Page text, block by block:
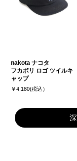
nakota ナコタ
フカボリ ロゴ ツイルキ
ャップ
￥4,180(税込）